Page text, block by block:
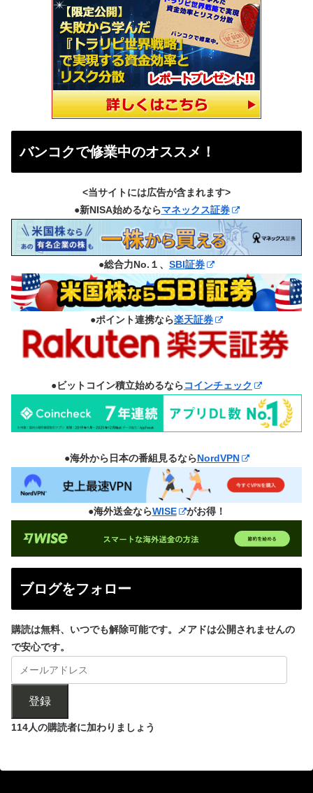
バンコクで修業中のオススメ！
<当サイトには広告が含まれます>
●新NISA始めるならマネックス証券
●総合力No.１、 SBI証券
●ポイント連携なら楽天証券
●ビットコイン積立始めるならコインチェック
●海外から日本の番組見るならNordVPN
●海外送金ならWISE がお得！
ブログをフォロー
購読は無料、いつでも解除可能です。メアドは公開されませんの
で安心です。
登録
114人の購読者に加わりましょう